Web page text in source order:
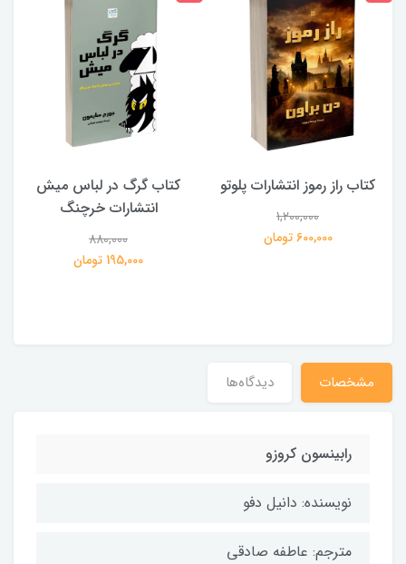
کتاب راز رموز انتشارات پلوتو
1,200,000
600,000 تومان
کتاب گرگ در لباس میش
انتشارات خرچنگ
880,000
195,000 تومان
مشخصات دیدگاه‌ها
رابینسون کروزو
نویسنده: دانیل دفو
مترجم: عاطفه صادقی